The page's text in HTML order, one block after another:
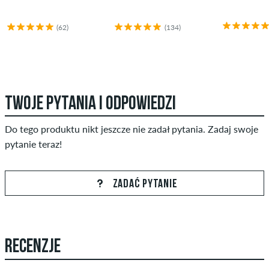
(62) (134)
TWOJE PYTANIA I ODPOWIEDZI
Do tego produktu nikt jeszcze nie zadał pytania. Zadaj swoje
pytanie teraz!
ZADAĆ PYTANIE
RECENZJE